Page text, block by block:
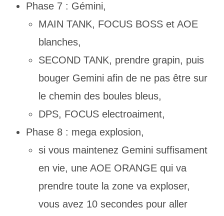
Phase 7 : Gémini,
MAIN TANK, FOCUS BOSS et AOE
blanches,
SECOND TANK, prendre grapin, puis
bouger Gemini afin de ne pas être sur
le chemin des boules bleus,
DPS, FOCUS electroaiment,
Phase 8 : mega explosion,
si vous maintenez Gemini suffisament
en vie, une AOE ORANGE qui va
prendre toute la zone va exploser,
vous avez 10 secondes pour aller